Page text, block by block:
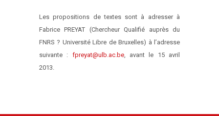
Les propositions de textes sont à adresser à
Fabrice PREYAT (Chercheur Qualifié auprès du
FNRS ? Université Libre de Bruxelles) à l’adresse
suivante : fpreyat@ulb.ac.be, avant le 15 avril
2013.